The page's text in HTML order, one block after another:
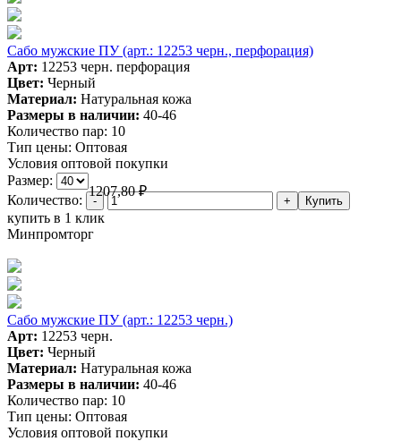
Сабо мужские ПУ (арт.: 12253 черн., перфорация)
Арт: 12253 черн. перфорация
Цвет: Черный
Материал: Натуральная кожа
Размеры в наличии: 40-46
Количество пар: 10
Тип цены: Оптовая
Условия оптовой покупки
Размер:
1207,80₽
Количество:
купить в 1 клик
Минпромторг
Сабо мужские ПУ (арт.: 12253 черн.)
Арт: 12253 черн.
Цвет: Черный
Материал: Натуральная кожа
Размеры в наличии: 40-46
Количество пар: 10
Тип цены: Оптовая
Условия оптовой покупки